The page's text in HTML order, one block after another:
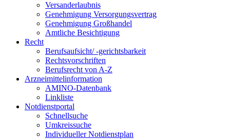
Versanderlaubnis
Genehmigung Versorgungsvertrag
Genehmigung Großhandel
Amtliche Besichtigung
Recht
Berufsaufsicht/ -gerichtsbarkeit
Rechtsvorschriften
Berufsrecht von A-Z
Arzneimittelinformation
AMINO-Datenbank
Linkliste
Notdienstportal
Schnellsuche
Umkreissuche
Individueller Notdienstplan